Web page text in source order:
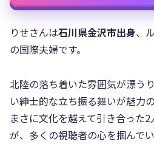
りせさんは石川県金沢市出身、
の国際夫婦です。
北陸の落ち着いた雰囲気が漂う
い紳士的な立ち振る舞いが魅力
まさに文化を越えて引き合った
が、多くの視聴者の心を掴んでい